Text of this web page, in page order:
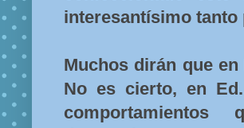
interesantísimo
Muchos dirán que
No es cierto, en